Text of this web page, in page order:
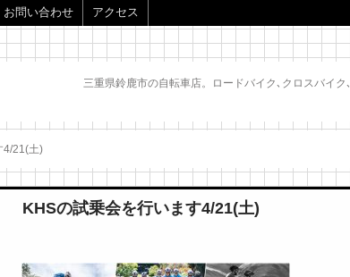
三重県鈴鹿市の自転車店。ロードバイク､クロスバイ
お問い合わせ アクセス
4/21(土)
KHSの試乗会を行います4/21(土)